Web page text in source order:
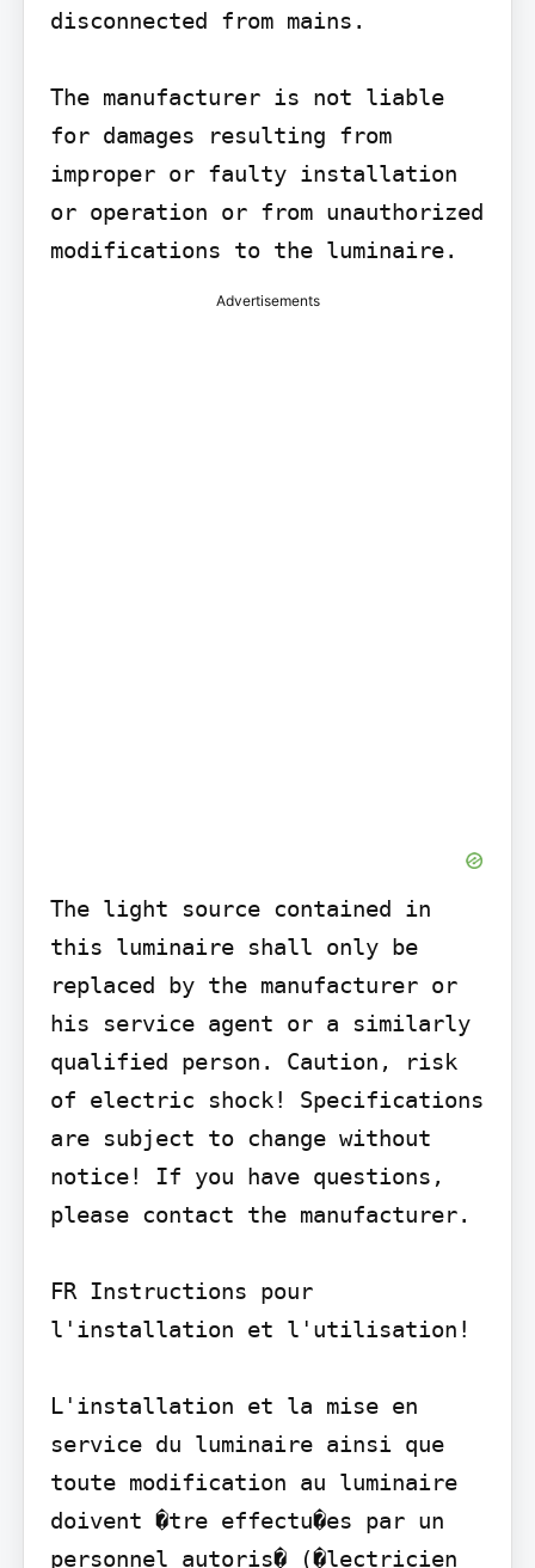
disconnected from mains.
The manufacturer is not liable
for damages resulting from
improper or faulty installation
or operation or from unauthorized
modifications to the luminaire.
Advertisements
The light source contained in
this luminaire shall only be
replaced by the manufacturer or
his service agent or a similarly
qualified person. Caution, risk
of electric shock! Specifications
are subject to change without
notice! If you have questions,
please contact the manufacturer.
FR Instructions pour
l'installation et l'utilisation!
L'installation et la mise en
service du luminaire ainsi que
toute modification au luminaire
doivent �tre effectu�es par un
personnel autoris� (�lectricien